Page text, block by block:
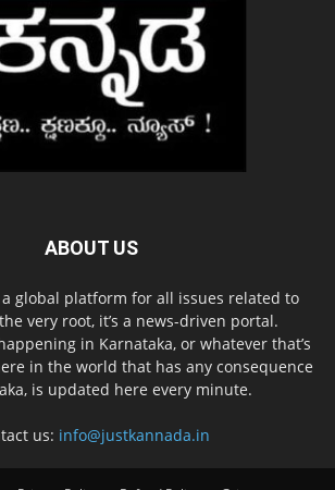
ABOUT US
a global platform for all issues related to
very root, it’s a news-driven portal.
in Karnataka, or whatever that’s
in the world that has any consequence
is updated here every minute.
us: info@justkannada.in